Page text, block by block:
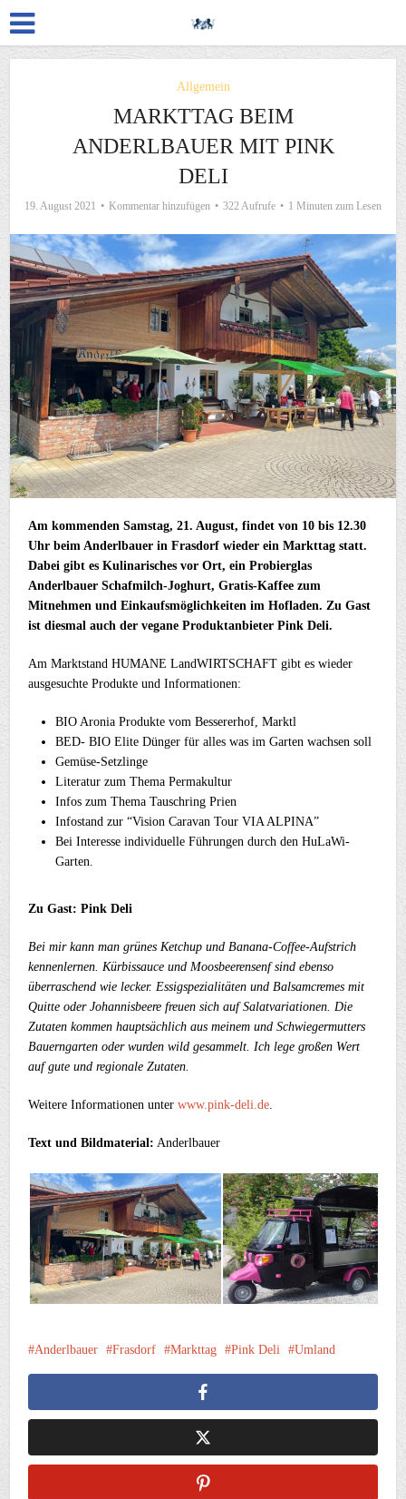
Allgemein
MARKTTAG BEIM
ANDERLBAUER MIT PINK
DELI
19. August 2021 Kommentar hinzufügen 322 Aufrufe 1 Minuten zum Lesen
Am kommenden Samstag, 21. August, findet von 10 bis 12.30
Uhr beim Anderlbauer in Frasdorf wieder ein Markttag statt.
Dabei gibt es Kulinarisches vor Ort, ein Probierglas
Anderlbauer Schafmilch-Joghurt, Gratis-Kaffee zum
Mitnehmen und Einkaufsmöglichkeiten im Hofladen. Zu Gast
ist diesmal auch der vegane Produktanbieter Pink Deli.
Am Marktstand HUMANE LandWIRTSCHAFT gibt es wieder
ausgesuchte Produkte und Informationen:
BIO Aronia Produkte vom Bessererhof, Marktl
BED- BIO Elite Dünger für alles was im Garten wachsen soll
Gemüse-Setzlinge
Literatur zum Thema Permakultur
Infos zum Thema Tauschring Prien
Infostand zur “Vision Caravan Tour VIA ALPINA”
Bei Interesse individuelle Führungen durch den HuLaWi-
Garten.
Zu Gast: Pink Deli
Bei mir kann man grünes Ketchup und Banana-Coffee-Aufstrich
kennenlernen. Kürbissauce und Moosbeerensenf sind ebenso
überraschend wie lecker. Essigspezialitäten und Balsamcremes mit
Quitte oder Johannisbeere freuen sich auf Salatvariationen. Die
Zutaten kommen hauptsächlich aus meinem und Schwiegermutters
Bauerngarten oder wurden wild gesammelt. Ich lege großen Wert
auf gute und regionale Zutaten.
Weitere Informationen unterwww.pink-deli.de
Text und Bildmaterial: Anderlbauer
Anderlbauer Frasdorf Markttag Pink Deli Umland